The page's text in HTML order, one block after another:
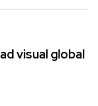
visual global